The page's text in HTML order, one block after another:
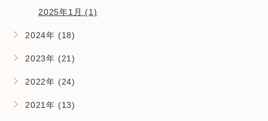
2025年1月 (1)
2024年 (18)
2023年 (21)
2022年 (24)
2021年 (13)